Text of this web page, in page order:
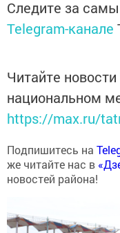
Следите за
Telegram-канале
Читайте
национальном
https://max.ru/
Подпишитесь на
же читайте нас в
новостей района!